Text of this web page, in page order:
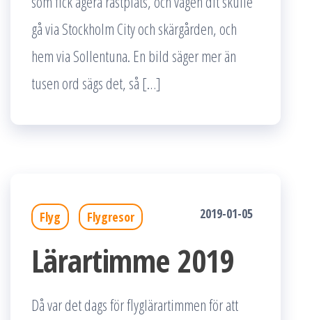
gå via Stockholm City och skärgården, och
hem via Sollentuna. En bild säger mer än
tusen ord sägs det, så […]
Flyg Flygresor 2019-01-05
Lärartimme 2019
Då var det dags för flyglärartimmen för att